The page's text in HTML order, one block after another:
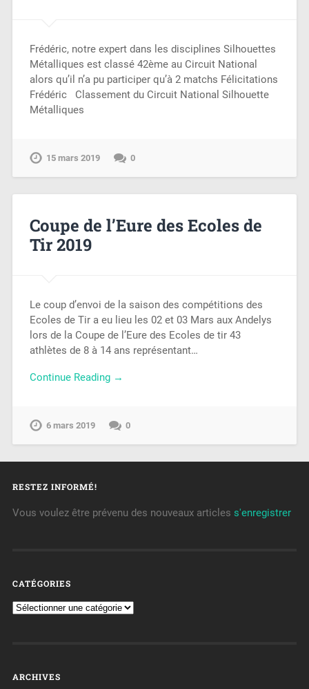
Frédéric, notre expert dans les disciplines Silhouettes
Métalliques est classé 42ème au Circuit National
alors qu’il n’a pu participer qu’à 2 matchs Félicitations
Frédéric Classement du Circuit National Silhouette
Métalliques
15 mars 2019 0
Coupe de l’Eure des Ecoles de
Tir 2019
Le coup d’envoi de la saison des compétitions des
Ecoles de Tir a eu lieu les 02 et 03 Mars aux Andelys
lors de la Coupe de l’Eure des Ecoles de tir 43
athlètes de 8 à 14 ans représentant…
Continue Reading →
6 mars 2019 0
RESTEZ INFORMÉ!
Vous voulez être prévenu des nouveaux articles s'enregistrer
CATÉGORIES
ARCHIVES